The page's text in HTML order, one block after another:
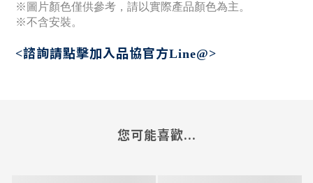
※圖片顏色僅供參考，請以實際產品顏色為主。
※不含安裝。
<諮詢請點擊加入品協官方Line@>
您可能喜歡...